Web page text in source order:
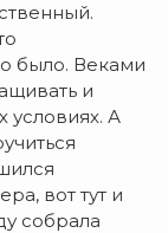
было. Веками
и
условиях. А
вот тут и
собрала